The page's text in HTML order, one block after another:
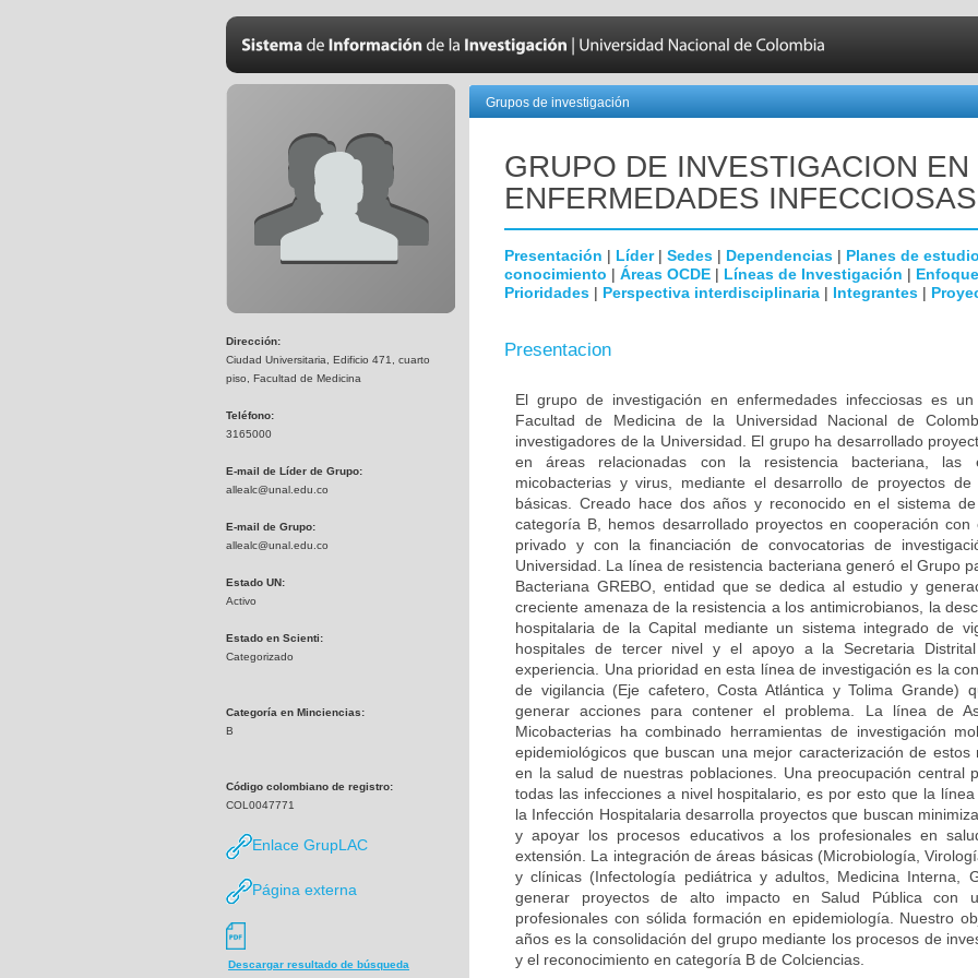
Dirección:
Ciudad Universitaria, Edificio 471, cuarto
piso, Facultad de Medicina
Teléfono:
3165000
E-mail de Líder de Grupo:
allealc@unal.edu.co
E-mail de Grupo:
allealc@unal.edu.co
Estado UN:
Activo
Estado en Scienti:
Categorizado
Categoría en Minciencias:
B
Código colombiano de registro:
COL0047771
Enlace GrupLAC
Página externa
Descargar resultado de búsqueda
Grupos de investigación
GRUPO DE INVESTIGACION EN
ENFERMEDADES INFECCIOSAS
Presentación | Líder| Sedes | Dependencias | Planes de
conocimiento | Áreas OCDE | Líneas de Investigación |
Prioridades | Perspectiva interdisciplinaria | Integrantes |
Presentacion
El grupo de investigación en enfermedades infecciosas es
Facultad de Medicina de la Universidad Nacional de
investigadores de la Universidad. El grupo ha desarrollado
en áreas relacionadas con la resistencia bacteriana, las
micobacterias y virus, mediante el desarrollo de proyectos
básicas. Creado hace dos años y reconocido en el sistema
categoría B, hemos desarrollado proyectos en cooperación
privado y con la financiación de convocatorias de
Universidad. La línea de resistencia bacteriana generó el Grupo
Bacteriana GREBO, entidad que se dedica al estudio y
creciente amenaza de la resistencia a los antimicrobianos, la
hospitalaria de la Capital mediante un sistema integrado de
hospitales de tercer nivel y el apoyo a la Secretaria
experiencia. Una prioridad en esta línea de investigación es la
de vigilancia (Eje cafetero, Costa Atlántica y Tolima Grande)
generar acciones para contener el problema. La línea de
Micobacterias ha combinado herramientas de investigación
epidemiológicos que buscan una mejor caracterización de
en la salud de nuestras poblaciones. Una preocupación central
todas las infecciones a nivel hospitalario, es por esto que la
la Infección Hospitalaria desarrolla proyectos que buscan
y apoyar los procesos educativos a los profesionales en
extensión. La integración de áreas básicas (Microbiología,
y clínicas (Infectología pediátrica y adultos, Medicina Interna,
generar proyectos de alto impacto en Salud Pública con
profesionales con sólida formación en epidemiología. Nuestro
años es la consolidación del grupo mediante los procesos de
y el reconocimiento en categoría B de Colciencias.